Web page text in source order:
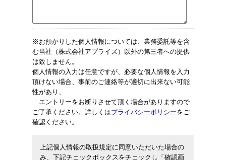
※お預かりした個人情報については、業務委託等を含
む当社（株式会社アプライズ）以外の第三者への提供
は致しません。
個人情報の入力は任意ですが、必要な個人情報を入力
頂けない場合、事前のご連絡等が適切に出来ない可能
性があり、
エントリーをお断りさせて頂く場合がありますので
ご了承ください。詳しくはプライバシーポリシーをご
確認ください。
上記個人情報の取扱規定に同意いただいた場合の
み、下記チェックボックスをチェックし「確認画